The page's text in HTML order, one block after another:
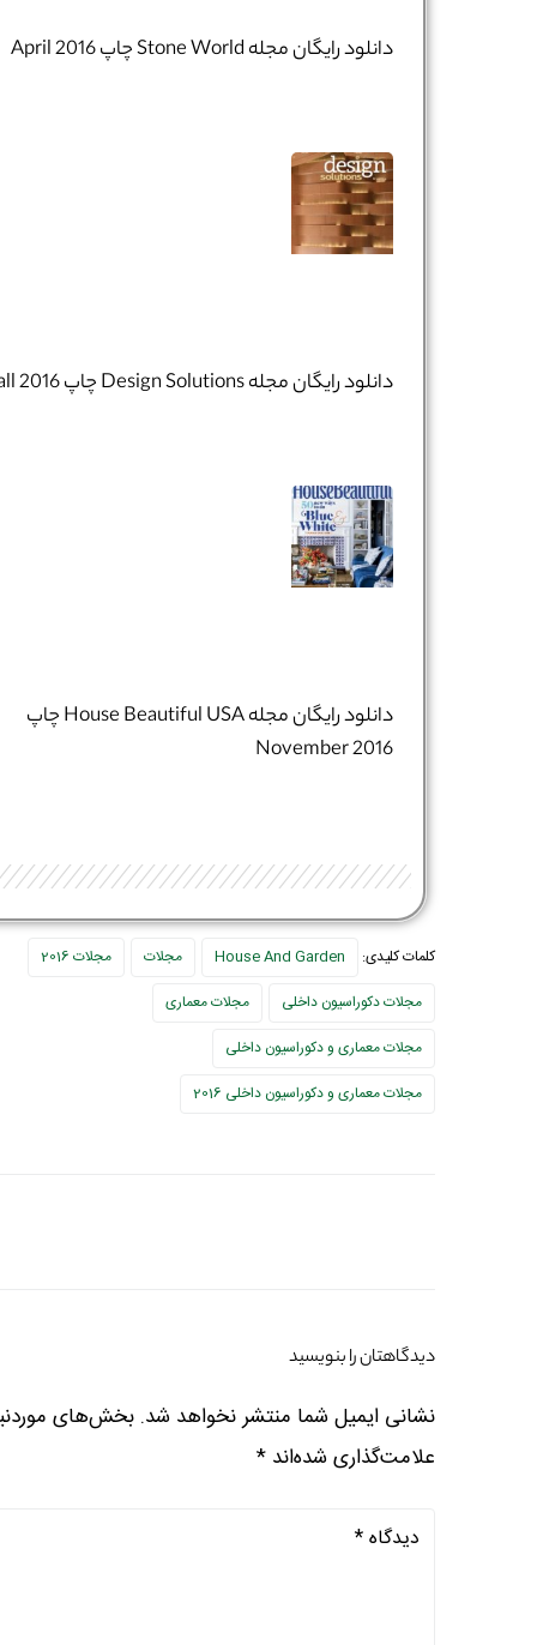
دانلود رایگان مجله Stone World چاپ April 2016
دانلود رایگان مجله Design Solutions چاپ Fall 2016​​​
دانلود رایگان مجله House Beautiful USA چاپ
November 2016​​​
کلمات کلیدی: House And Garden مجلات
مجلات 2016
مجلات دکوراسیون داخلی
مجلات معماری
مجلات معماری و دکوراسیون داخلی
مجلات معماری و دکوراسیون داخلی 2016
دیدگاهتان را بنویسید
نشانی ایمیل شما منتشر نخواهد شد. بخش‌های
علامت‌گذاری شده‌اند *
شماره واتس‌اپ : *